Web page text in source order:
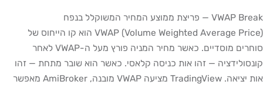
VWAP Break — פריצת ממוצע המחיר המשוקלל בנפח
VWAP (Volume Weighted Average Price) הוא קו הייחוס של
סוחרים מוסדיים. כאשר מחיר המניה פורץ מעל ה-VWAP לאחר
קונסולידציה — זהו אות כניסה קלאסי. כאשר הוא שובר מתחת — זהו
אות יציאה. TradingView מציעה VWAP מובנה, AmiBroker מאפשר